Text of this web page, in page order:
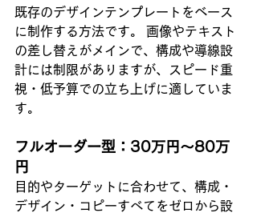
既存のデザインテンプレートをベース
に制作する方法です。 画像やテキスト
の差し替えがメインで、構成や導線設
計には制限がありますが、スピード重
視・低予算での立ち上げに適していま
す。
フルオーダー型：30万円〜80万
円
目的やターゲットに合わせて、構成・
デザイン・コピーすべてをゼロから設